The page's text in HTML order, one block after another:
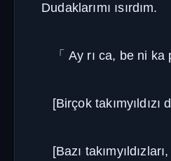
Dudaklarımı ısırdım.
「 Ay rı ca, be ni ka
[Birçok
[Bazı